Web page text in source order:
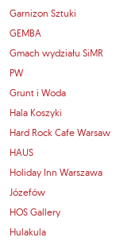
Garnizon Sztuki
GEMBA
Gmach wydziału SiMR
PW
Grunt i Woda
Hala Koszyki
Hard Rock Cafe Warsaw
HAUS
Holiday Inn Warszawa
Józefów
HOS Gallery
Hulakula